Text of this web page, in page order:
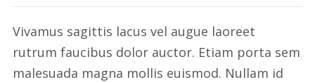
Vivamus sagittis lacus vel augue laoreet
rutrum faucibus dolor auctor. Etiam porta sem
malesuada magna mollis euismod. Nullam id